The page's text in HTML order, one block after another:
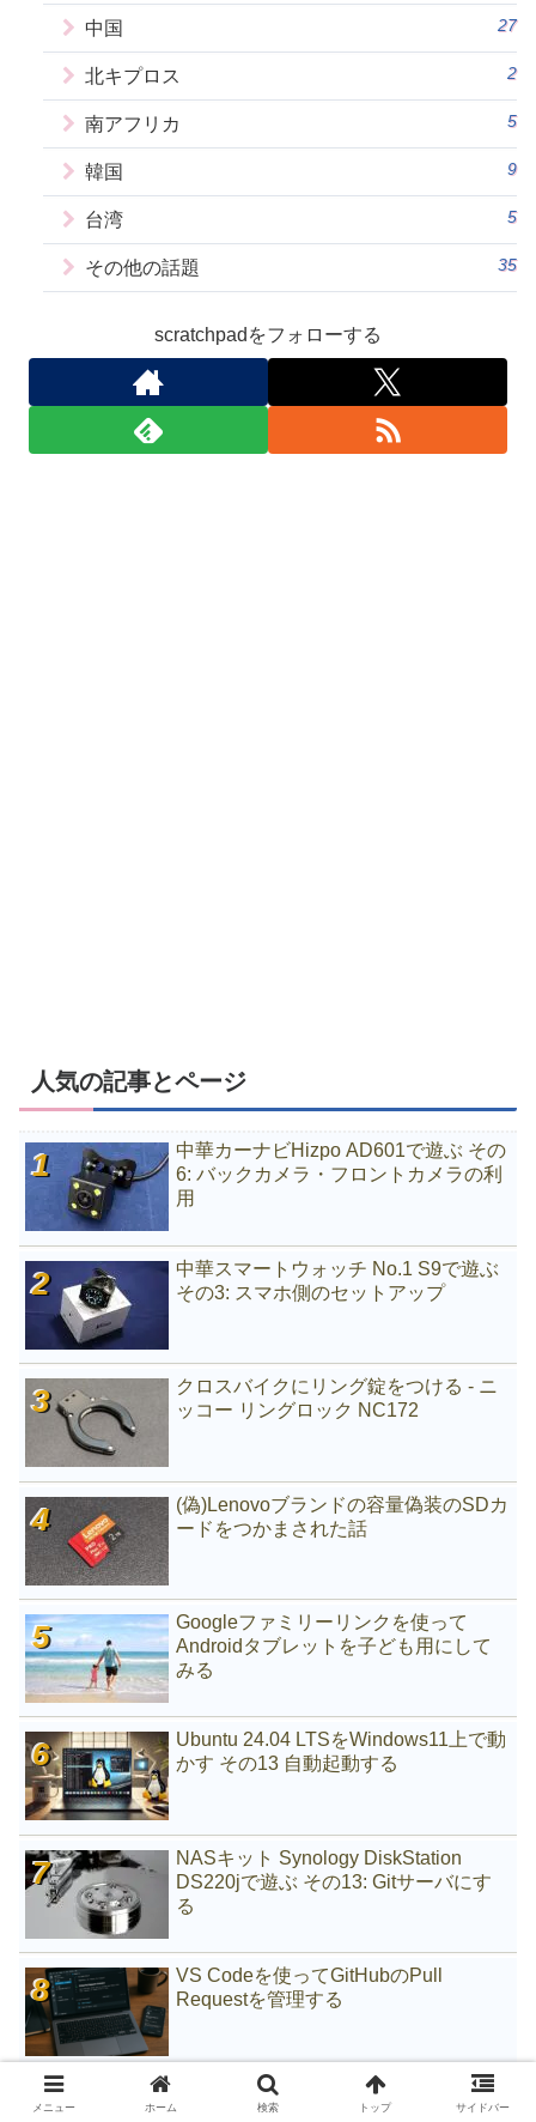
中国 27
北キプロス 2
南アフリカ 5
韓国 9
台湾 5
その他の話題 35
scratchpadをフォローする
人気の記事とページ
中華カーナビHizpo AD601で遊ぶ その
6: バックカメラ・フロントカメラの利
用
中華スマートウォッチ No.1 S9で遊ぶ
その3: スマホ側のセットアップ
クロスバイクにリング錠をつける - ニ
ッコー リングロック NC172
(偽)Lenovoブランドの容量偽装のSDカ
ードをつかまされた話
Googleファミリーリンクを使って
Androidタブレットを子ども用にして
みる
Ubuntu 24.04 LTSをWindows11上で動
かす その13 自動起動する
NASキット Synology DiskStation
DS220jで遊ぶ その13: Gitサーバにす
る
VS Codeを使ってGitHubのPull
Requestを管理する
偽物(模倣品)のLIXIL浄水カートリッジ
をつかまされた話
メニュー ホーム 検索 トップ サイドバー